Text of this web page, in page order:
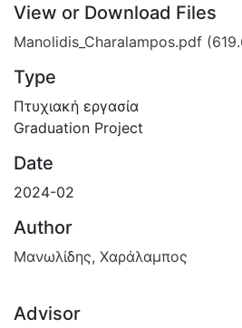
View or Download Files
Manolidis_Charalampos.pdf
Type
Πτυχιακή εργασία
Graduation Project
Date
2024-02
Author
Μανωλίδης, Χαράλαμπος
Advisor